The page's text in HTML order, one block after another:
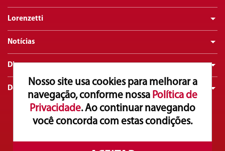
Nosso site usa cookies para melhorar a
navegação, conforme nossa Política de
Privacidade. Ao continuar navegando
você concorda com estas condições.
Lorenzetti
Notícias
Dicas
Downloads
Atendimento ao Consumidor